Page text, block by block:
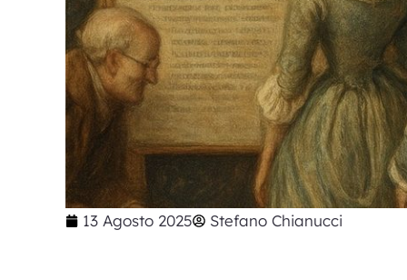
13 Agosto 2025 Stefano Chianucci